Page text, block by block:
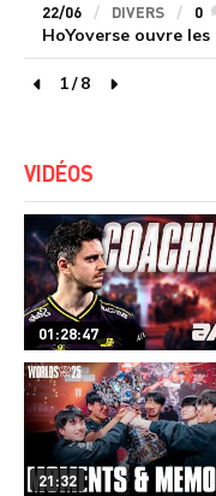
22/06 DIVERS 0
page précédente
1/8
page
VIDÉOS
01:28:47
21:32